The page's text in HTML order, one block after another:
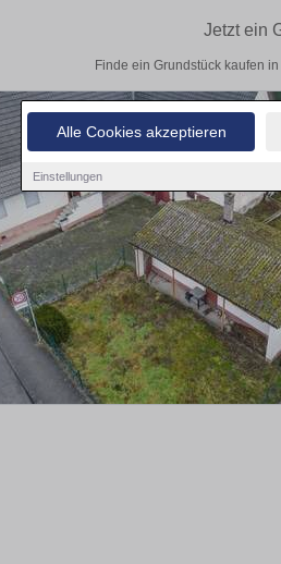
Alle Cookies akzeptieren
Einstellungen
Jetzt ein
Finde ein Grundstück kaufen